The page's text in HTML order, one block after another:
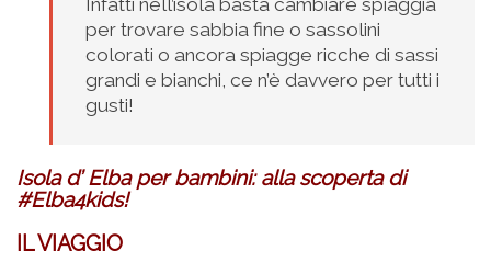
per trovare sabbia fine o sassolini
colorati o ancora spiagge ricche di sassi
grandi e bianchi, ce n’è davvero per tutti i
gusti!
Isola d’ Elba per bambini: alla scoperta di
#Elba4kids!
IL VIAGGIO